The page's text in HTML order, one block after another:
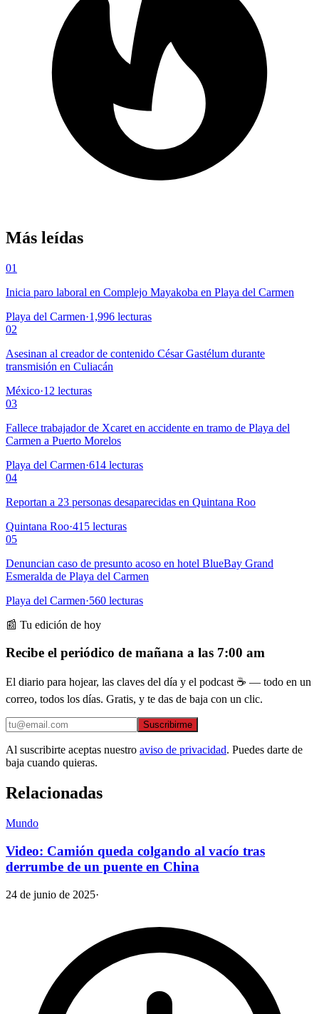
Más leídas
01
Inicia paro laboral en Complejo Mayakoba en Playa del Carmen
Playa del Carmen·1,996 lecturas
02
Asesinan al creador de contenido César Gastélum durante
transmisión en Culiacán
México·12 lecturas
03
Fallece trabajador de Xcaret en accidente en tramo de Playa del
Carmen a Puerto Morelos
Playa del Carmen·614 lecturas
04
Reportan a 23 personas desaparecidas en Quintana Roo
Quintana Roo·415 lecturas
05
Denuncian caso de presunto acoso en hotel BlueBay Grand
Esmeralda de Playa del Carmen
Playa del Carmen·560 lecturas
📰 Tu edición de hoy
Recibe el periódico de mañana a las 7:00 am
El diario para hojear, las claves del día y el podcast ☕ — todo en un
correo, todos los días. Gratis, y te das de baja con un clic.
Suscribirme
Al suscribirte aceptas nuestro aviso de privacidad. Puedes darte de
baja cuando quieras.
Relacionadas
Mundo
Video: Camión queda colgando al vacío tras
derrumbe de un puente en China
24 de junio de 2025·